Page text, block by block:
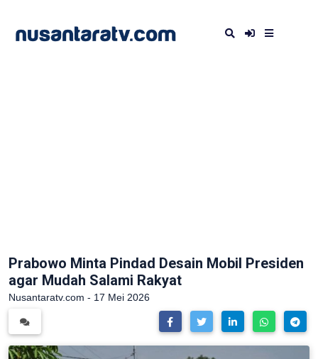
Prabowo Minta Pindad Desain Mobil Presiden
agar Mudah Salami Rakyat
Nusantaratv.com - 17 Mei 2026